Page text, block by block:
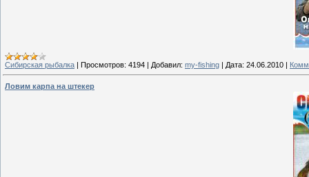
Сибирская рыбалка | Просмотров: 4194 | Добавил: my-fishing | Дата: 24.06.2010 |
Ловим карпа на штекер